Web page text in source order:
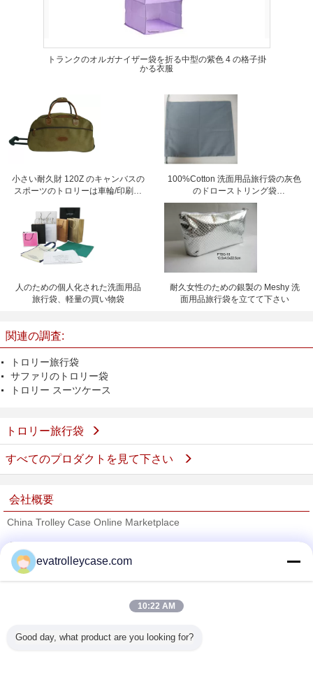
トランクのオルガナイザー袋を折る中型の紫色 4 の格子掛
かる衣服
小さい耐久財 120Z のキャンバスの
スポーツのトロリーは車輪/印刷の
100%Cotton 洗面用品旅行袋の灰色
のドローストリング袋
15.5cm*23cm
人のための個人化された洗面用品
旅行袋、軽量の買い物袋
耐久女性のための銀製の Meshy 洗
面用品旅行袋を立てて下さい
関連の調査:
トロリー旅行袋
サファリのトロリー袋
トロリー スーツケース
トロリー旅行袋
すべてのプロダクトを見て下さい
会社概要
China Trolley Case Online Marketplace
Trust Seal
Verified Suplier
すべての製品
evatrolleycase.com
10:22 AM
Good day, what product are you looking for?